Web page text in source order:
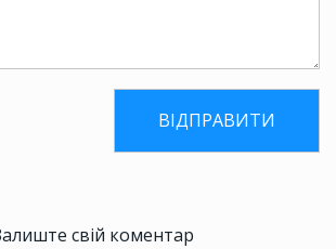
свій коментар